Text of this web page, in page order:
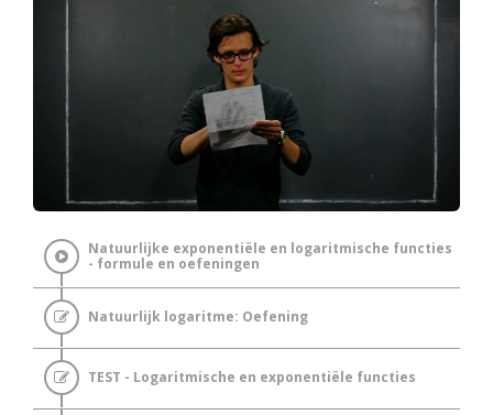
Natuurlijke exponentiële en logaritmische functies
- formule en oefeningen
Natuurlijk logaritme: Oefening
TEST - Logaritmische en exponentiële functies